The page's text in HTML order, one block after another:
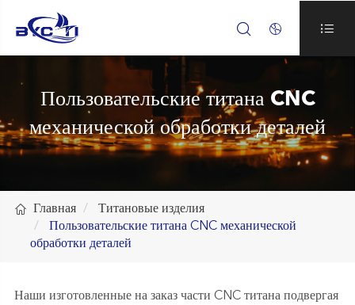
  
Пользовательские титана CNC
механической обработки деталей
 Главная
Титановые изделия
Пользовательские титана CNC механической
обработки деталей
Наши изготовленные на заказ части CNC титана подвергая